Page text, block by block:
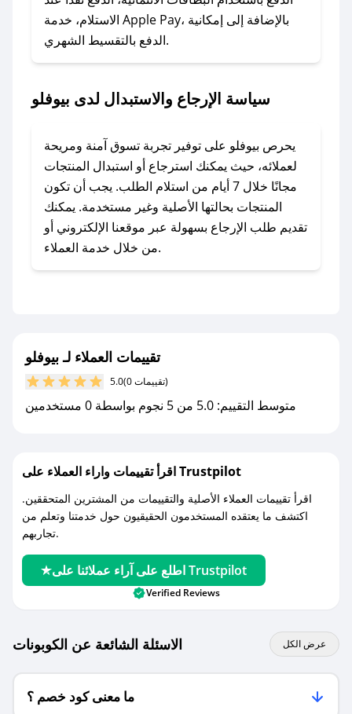
### ماذا أفعل إذا لم أجد كود خصم لمتجري
المفضل؟
في حال عدم توفر كوبونات لمتجرك المفضل، يمكنك
أسرع وقت ممكن.
### كيف تحصل على كوبونات خصم حصرية من
بيوفلو؟
للحصول على كوبونات وخصومات حصرية، قم بما
يلي:
- اضغط على أيقونة متابعة لمتجر بيوفلو في تطبيق
صحصح.
مع صحصح، تسوق بذكاء ووفّر على كل مشترياتك مع
الاستلام، خدمة Apple Pay، بالإضافة إلى إمكانية
الدفع بالتقسيط الشهري.
سياسة الإرجاع والاستبدال لدى بيوفلو
يحرص بيوفلو على توفير تجربة تسوق آمنة ومريحة
لعملائه، حيث يمكنك استرجاع أو استبدال المنتجات
مجانًا خلال 7 أيام من استلام الطلب. يجب أن تكون
المنتجات بحالتها الأصلية وغير مستخدمة. يمكنك
تقديم طلب الإرجاع بسهولة عبر موقعنا الإلكتروني أو
من خلال خدمة العملاء.
تقييمات العملاء لـ بيوفلو
5.0 (0 تقييمات)
متوسط التقييم: 5.0 من 5 نجوم بواسطة 0 مستخدمين
اقرأ تقييمات واراء العملاء على Trustpilot
اقرأ تقييمات العملاء الأصلية والتقييمات من المشترين المتحققين.
اكتشف ما يعتقده المستخدمون الحقيقيون حول خدمتنا وتعلم من
تجاربهم.
اطلع على آراء عملائنا على Trustpilot
Verified Reviews
الاسئلة الشائعة عن الكوبونات عرض الكل
ما معنى كود خصم ؟